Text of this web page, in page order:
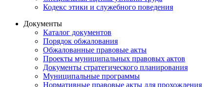
Кодекс этики и служебного поведения
Документы
Каталог документов
Порядок обжалования
Обжалованные правовые акты
Проекты муниципальных правовых актов
Документы стратегического планирования
Муниципальные программы
Нормативные правовые акты для прохождения